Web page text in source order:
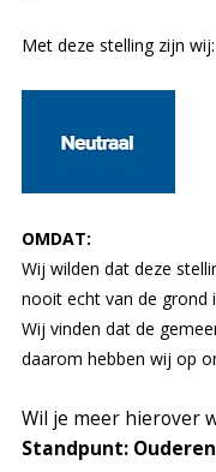
Met deze stelling zijn wij:
OMDAT:
Wij wilden dat deze
nooit echt van de grond
Wij vinden dat de
daarom hebben wij op
Wil je meer hierover
Standpunt: